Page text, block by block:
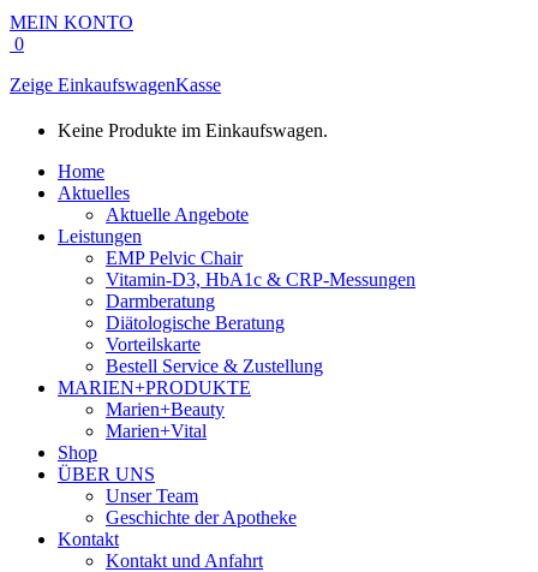
MEIN KONTO
0
Zeige EinkaufswagenKasse
Keine Produkte im Einkaufswagen.
Home
Aktuelles
Aktuelle Angebote
Leistungen
EMP Pelvic Chair
Vitamin-D3, HbA1c & CRP-Messungen
Darmberatung
Diätologische Beratung
Vorteilskarte
Bestell Service & Zustellung
MARIEN+PRODUKTE
Marien+Beauty
Marien+Vital
Shop
ÜBER UNS
Unser Team
Geschichte der Apotheke
Kontakt
Kontakt und Anfahrt